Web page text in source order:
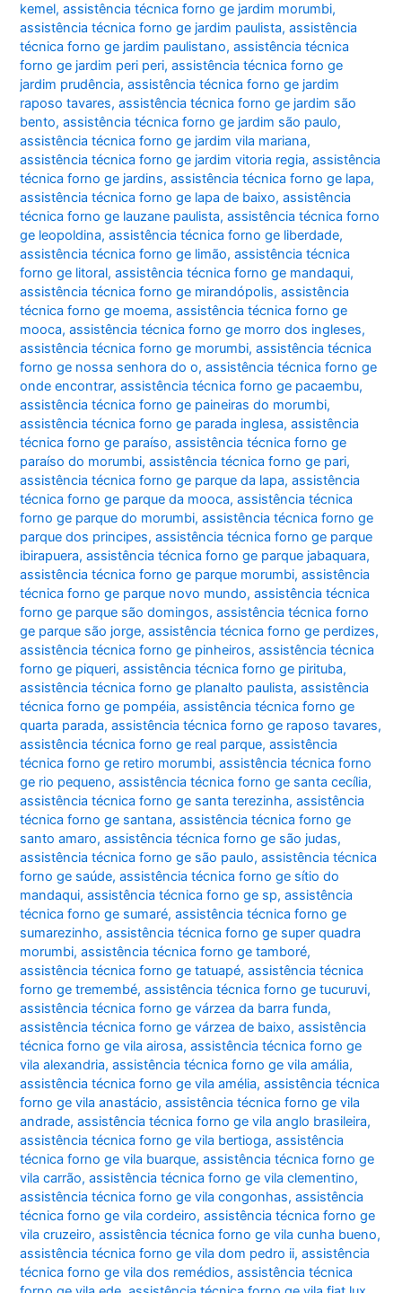
kemel,assistência técnica forno ge jardim morumbi,
assistência técnica forno ge jardim paulista,assistência
técnica forno ge jardim paulistano,assistência técnica
forno ge jardim peri peri,assistência técnica forno ge
jardim prudência,assistência técnica forno ge jardim
raposo tavares,assistência técnica forno ge jardim são
bento,assistência técnica forno ge jardim são paulo,
assistência técnica forno ge jardim vila mariana,
assistência técnica forno ge jardim vitoria regia,assistência
técnica forno ge jardins,assistência técnica forno ge lapa,
assistência técnica forno ge lapa de baixo,assistência
técnica forno ge lauzane paulista,assistência técnica forno
ge leopoldina,assistência técnica forno ge liberdade,
assistência técnica forno ge limão,assistência técnica
forno ge litoral,assistência técnica forno ge mandaqui,
assistência técnica forno ge mirandópolis,assistência
técnica forno ge moema,assistência técnica forno ge
mooca,assistência técnica forno ge morro dos ingleses,
assistência técnica forno ge morumbi,assistência técnica
forno ge nossa senhora do o,assistência técnica forno ge
onde encontrar,assistência técnica forno ge pacaembu,
assistência técnica forno ge paineiras do morumbi,
assistência técnica forno ge parada inglesa,assistência
técnica forno ge paraíso,assistência técnica forno ge
paraíso do morumbi,assistência técnica forno ge pari,
assistência técnica forno ge parque da lapa,assistência
técnica forno ge parque da mooca,assistência técnica
forno ge parque do morumbi,assistência técnica forno ge
parque dos principes,assistência técnica forno ge parque
ibirapuera,assistência técnica forno ge parque jabaquara,
assistência técnica forno ge parque morumbi,assistência
técnica forno ge parque novo mundo,assistência técnica
forno ge parque são domingos,assistência técnica forno
ge parque são jorge,assistência técnica forno ge perdizes,
assistência técnica forno ge pinheiros,assistência técnica
forno ge piqueri,assistência técnica forno ge pirituba,
assistência técnica forno ge planalto paulista,assistência
técnica forno ge pompéia,assistência técnica forno ge
quarta parada,assistência técnica forno ge raposo tavares,
assistência técnica forno ge real parque,assistência
técnica forno ge retiro morumbi,assistência técnica forno
ge rio pequeno,assistência técnica forno ge santa cecília,
assistência técnica forno ge santa terezinha,assistência
técnica forno ge santana,assistência técnica forno ge
santo amaro,assistência técnica forno ge são judas,
assistência técnica forno ge são paulo,assistência técnica
forno ge saúde,assistência técnica forno ge sítio do
mandaqui,assistência técnica forno ge sp,assistência
técnica forno ge sumaré,assistência técnica forno ge
sumarezinho,assistência técnica forno ge super quadra
morumbi,assistência técnica forno ge tamboré,
assistência técnica forno ge tatuapé,assistência técnica
forno ge tremembé,assistência técnica forno ge tucuruvi,
assistência técnica forno ge várzea da barra funda,
assistência técnica forno ge várzea de baixo,assistência
técnica forno ge vila airosa,assistência técnica forno ge
vila alexandria,assistência técnica forno ge vila amália,
assistência técnica forno ge vila amélia,assistência técnica
forno ge vila anastácio,assistência técnica forno ge vila
andrade,assistência técnica forno ge vila anglo brasileira,
assistência técnica forno ge vila bertioga,assistência
técnica forno ge vila buarque,assistência técnica forno ge
vila carrão,assistência técnica forno ge vila clementino,
assistência técnica forno ge vila congonhas,assistência
técnica forno ge vila cordeiro,assistência técnica forno ge
vila cruzeiro,assistência técnica forno ge vila cunha bueno,
assistência técnica forno ge vila dom pedro ii,assistência
técnica forno ge vila dos remédios,assistência técnica